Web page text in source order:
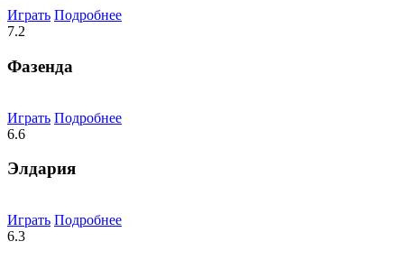
Играть Подробнее
7.2
Фазенда
Играть Подробнее
6.6
Элдария
Играть Подробнее
6.3